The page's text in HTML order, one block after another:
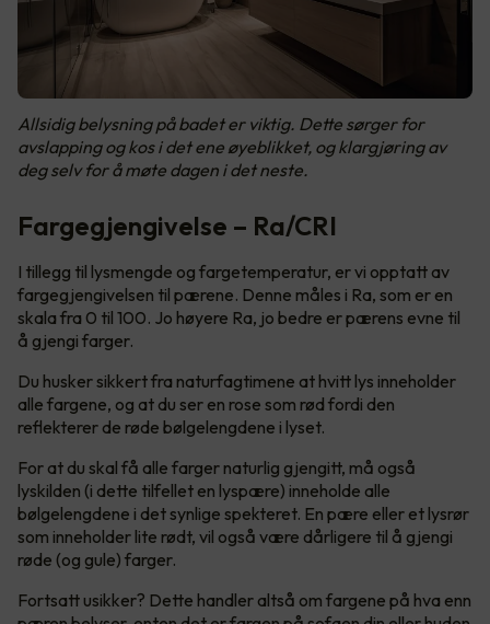
Allsidig belysning på badet er viktig. Dette sørger for
avslapping og kos i det ene øyeblikket, og klargjøring av
deg selv for å møte dagen i det neste.
Fargegjengivelse – Ra/CRI
I tillegg til lysmengde og fargetemperatur, er vi opptatt av
fargegjengivelsen til pærene. Denne måles i Ra, som er en
skala fra 0 til 100. Jo høyere Ra, jo bedre er pærens evne til
å gjengi farger.
Du husker sikkert fra naturfagtimene at hvitt lys inneholder
alle fargene, og at du ser en rose som rød fordi den
reflekterer de røde bølgelengdene i lyset.
For at du skal få alle farger naturlig gjengitt, må også
lyskilden (i dette tilfellet en lyspære) inneholde alle
bølgelengdene i det synlige spekteret. En pære eller et lysrør
som inneholder lite rødt, vil også være dårligere til å gjengi
røde (og gule) farger.
Fortsatt usikker? Dette handler altså om fargene på hva enn